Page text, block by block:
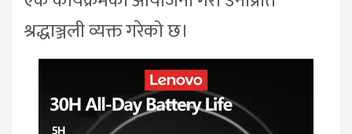
श्रद्धाञ्जली व्यक्त गरेको छ।